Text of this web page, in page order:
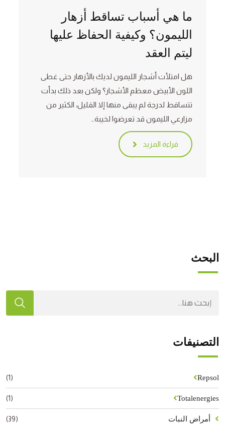
ما هي أسباب تساقط أزهار
الليمون؟ وكيفية الحفاظ عليها
ليتم العقد
هل امتلأت أشجار الليمون لديك بالأزهار حتى غطى
اللون الأبيض معظم الأشجار؟ ولكن بعد ذلك بدأت
تتساقط لدرجة لم يبقى منها إلا القليل، الكثير من
مزارعي الليمون قد تعرضوا لخيبة…
قراءة المزيد
البحث
التصنيفات
Repsol
(1)
Totalenergies
(1)
أمراض النبات (39)